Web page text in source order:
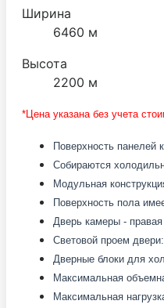
Ширина
6460 м
Высота
2200 м
*Цена указана без учета
Поверхность панелей
Собираются
Модульная
Поверхность пола
Дверь камеры -
Световой проем
Дверные блоки для
Максимальная
Максимальная